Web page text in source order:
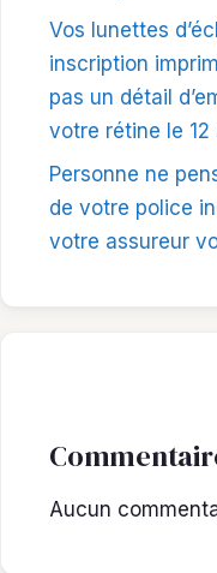
Vos lunettes
inscription
pas un détail
votre rétine le 12
Personne ne
de votre police
votre assureur
Aucun